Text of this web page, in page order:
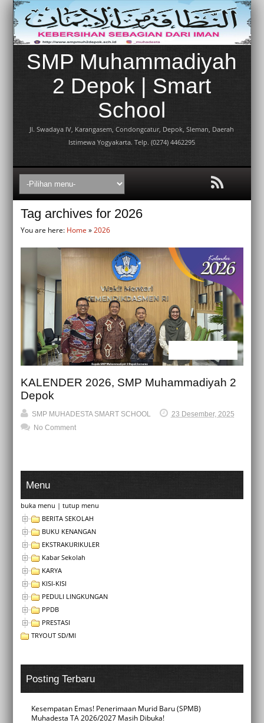
SMP Muhammadiyah
2 Depok | Smart
School
Jl. Swadaya IV, Karangasem, Condongcatur, Depok, Sleman, Daerah
Istimewa Yogyakarta. Telp. (0274) 4462295
Tag archives for 2026
You are here: Home »2026
KALENDER 2026, SMP Muhammadiyah 2
Depok
SMP MUHADESTA SMART SCHOOL
23 Desember, 2025
No Comment
Menu
buka menu | tutup menu
BERITA SEKOLAH
BUKU KENANGAN
EKSTRAKURIKULER
Kabar Sekolah
KARYA
KISI-KISI
PEDULI LINGKUNGAN
PPDB
PRESTASI
TRYOUT SD/MI
Posting Terbaru
Kesempatan Emas! Penerimaan Murid Baru (SPMB)
Muhadesta TA 2026/2027 Masih Dibuka!